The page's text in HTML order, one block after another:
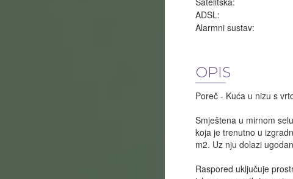
ADSL:
Alarmni sustav:
OPIS
Poreč - Kuća u nizu s
Smještena u mirnom
koja je trenutno u
m2. Uz nju dolazi
Raspored uključuje